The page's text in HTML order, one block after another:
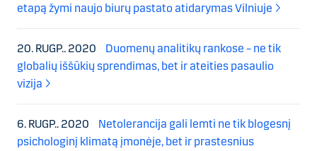
etapą žymi naujo biurų pastato atidarymas Vilniuje
20. RUGP.. 2020
Duomenų analitikų rankose – ne tik
globalių iššūkių sprendimas, bet ir ateities pasaulio
vizija
6. RUGP.. 2020
Netolerancija gali lemti ne tik blogesnį
psichologinį klimatą įmonėje, bet ir prastesnius